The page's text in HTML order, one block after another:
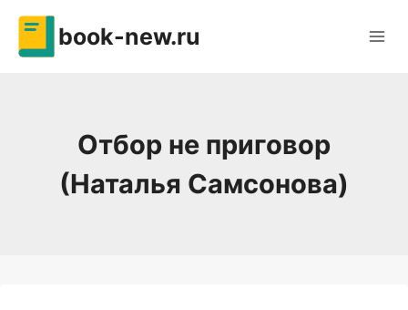
Перейти
содержимому
book-new.ru
Отбор не приговор
(Наталья Самсонова)